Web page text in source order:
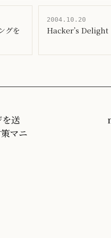
グを
2004.10.20
Hacker’s Delight
送
マニ